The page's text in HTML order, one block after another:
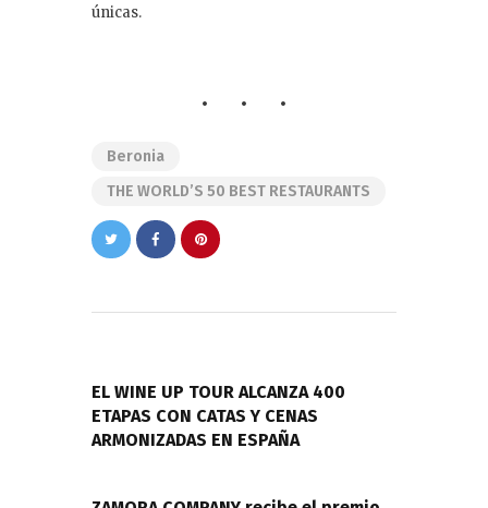
únicas.
Beronia
THE WORLD’S 50 BEST RESTAURANTS
entradas
EL WINE UP TOUR ALCANZA 400
ETAPAS CON CATAS Y CENAS
ARMONIZADAS EN ESPAÑA